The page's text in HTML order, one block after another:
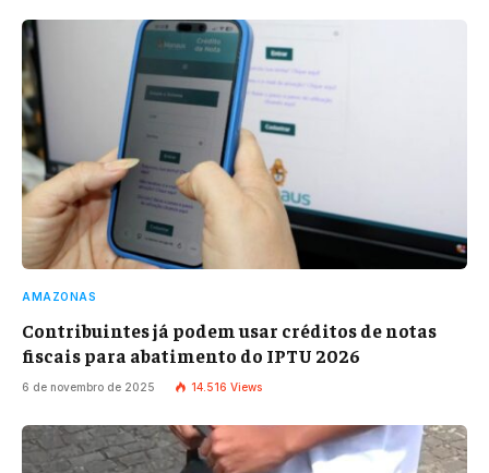
AMAZONAS
Contribuintes já podem usar créditos de notas
fiscais para abatimento do IPTU 2026
6 de novembro de 2025 14.516 Views